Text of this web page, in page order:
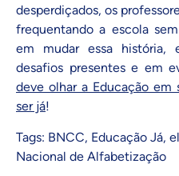
desperdiçados, os
frequentando a escola
em mudar essa história,
desafios presentes e em
deve olhar a Educação em
ser já!
Tags: BNCC, Educação Já,
Nacional de Alfabetização